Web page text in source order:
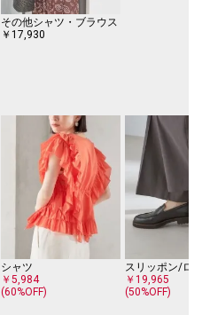
その他シャツ・ブラウス
￥17,930
シャツ
￥5,984
(60%OFF)
スリッポン/ロ
￥19,965
(50%OFF)